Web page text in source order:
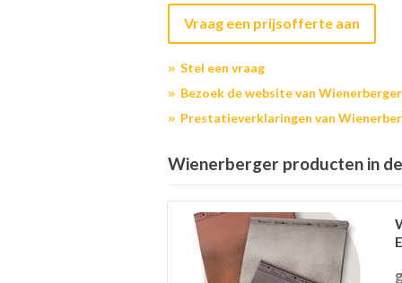
Vraag een prijsofferte aan
Stel een vraag
Bezoek de website van Wienerberger
Prestatieverklaringen van
Wienerberger producten in